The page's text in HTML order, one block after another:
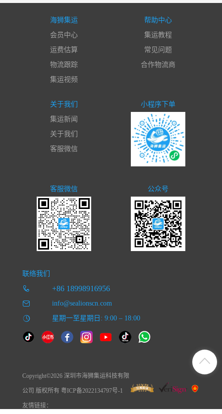
海狮集运
会员中心
运费估算
物流跟踪
集运视频
帮助中心
集运教程
常见问题
合作物流商
关于我们
集运新闻
关于我们
客服微信
小程序下单
客服微信 公众号
联络我们
+86 18998916956
info@sealionscn.com
星期一至星期日: 9:00 – 18:00
Copyright©2026 深圳市海狮集运科技有限
公司 版权所有 粤ICP备2022134797号-1
友情链接：